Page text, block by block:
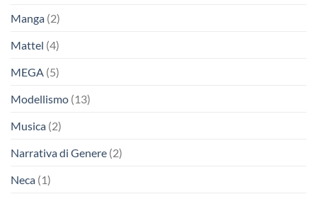
Manga (2)
Mattel (4)
MEGA (5)
Modellismo (13)
Musica (2)
Narrativa di Genere (2)
Neca (1)